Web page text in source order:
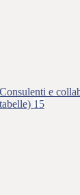
Consulenti e
tabelle) 15